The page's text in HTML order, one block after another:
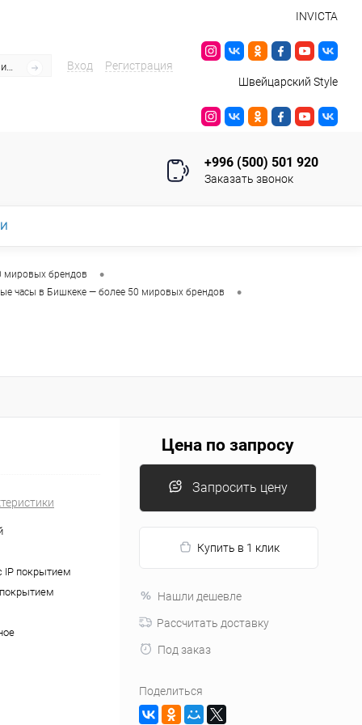
Вход Регистрация
INVICTA
Швейцарский Style
+996 (500) 501 920
Заказать звонок
мировых брендов •
часы в Бишкеке — более 50 мировых брендов •
IP покрытием
Цена по запросу
Запросить цену
Купить в 1 клик
Нашли дешевле
Рассчитать доставку
Под заказ
Поделиться